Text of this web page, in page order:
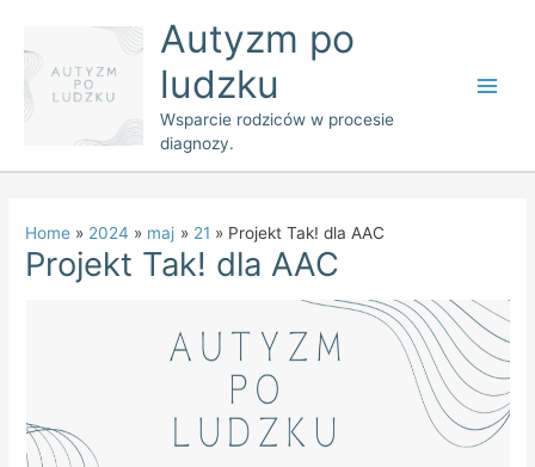
content
Autyzm po
ludzku
Wsparcie rodziców w procesie
diagnozy.
Home 2024 maj 21 Projekt Tak! dla AAC
Projekt Tak! dla AAC